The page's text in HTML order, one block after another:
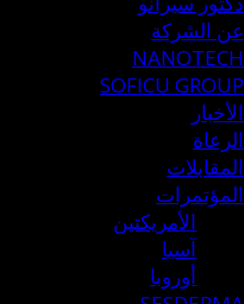
عن الشركة
NANOTECH
SOFICU GROUP
الأخبار
الرعاة
المقابلات
المؤتمرات
الأمريكتين
آسيا
أوروبا